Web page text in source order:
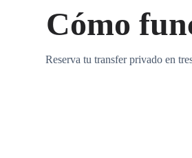
Cómo
Reserva tu transfer privado en